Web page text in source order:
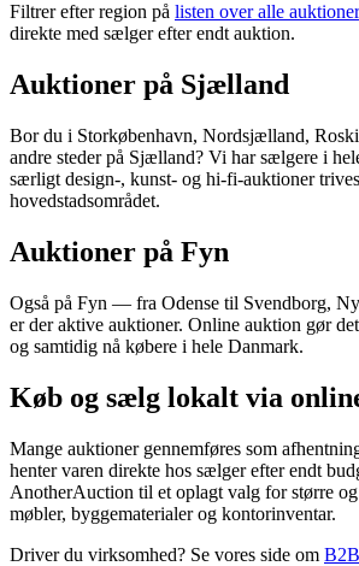
Filtrer efter region på listen over alle auktioner
direkte med sælger efter endt auktion.
Auktioner på Sjælland
Bor du i Storkøbenhavn, Nordsjælland,
andre steder på Sjælland? Vi har sælgere i
særligt design-, kunst- og hi-fi-auktioner
hovedstadsområdet.
Auktioner på Fyn
Også på Fyn — fra Odense til Svendborg,
er der aktive auktioner. Online auktion gør
og samtidig nå købere i hele Danmark.
Køb og sælg lokalt via
Mange auktioner gennemføres som
henter varen direkte hos sælger efter endt
AnotherAuction til et oplagt valg for større
møbler, byggematerialer og kontorinventar.
Driver du virksomhed? Se vores side om